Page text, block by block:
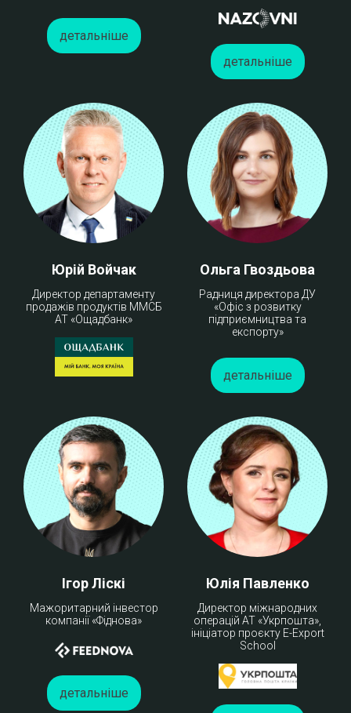
детальніше
детальніше
Юрій Войчак
Директор департаменту
продажів продуктів ММСБ
АТ «Ощадбанк»
Ольга Гвоздьова
Радниця директора ДУ
«Офіс з розвитку
підприємництва та
експорту»
детальніше
Ігор Ліскі
Мажоритарний інвестор
компанії «Фіднова»
детальніше
Юлія Павленко
Директор міжнародних
операцій АТ «Укрпошта»,
ініціатор проєкту E-Export
School